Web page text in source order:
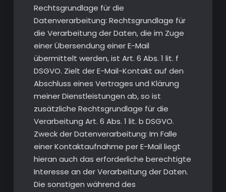
Rechtsgrundlage für die
Datenverarbeitung: Rechtsgrundlage für
die Verarbeitung der Daten, die im Zuge
einer Übersendung einer E-Mail
übermittelt werden, ist Art. 6 Abs. 1 lit. f
DSGVO. Zielt der E-Mail-Kontakt auf den
Abschluss eines Vertrages und Klärung
meiner Dienstleistungen ab, so ist
zusätzliche Rechtsgrundlage für die
Verarbeitung Art. 6 Abs. 1 lit. b DSGVO.
Zweck der Datenverarbeitung: Im Falle
einer Kontaktaufnahme per E-Mail liegt
hieran auch das erforderliche berechtigte
Interesse an der Verarbeitung der Daten.
Die sonstigen während des